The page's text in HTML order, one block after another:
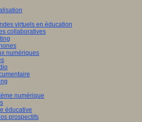
virtuels en éducation
collaboratives
numériques
numérique
éducative
prospectifs